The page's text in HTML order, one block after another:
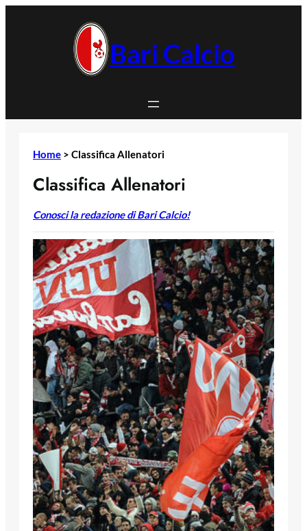
Bari Calcio
Home > Classifica Allenatori
Classifica Allenatori
Conosci la redazione di Bari Calcio!